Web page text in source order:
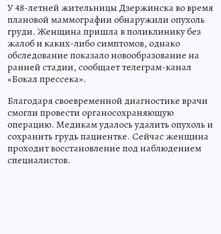
У 48-летней жительницы Дзержинска во время
плановой маммографии обнаружили опухоль
груди. Женщина пришла в поликлинику без
жалоб и каких-либо симптомов, однако
обследование показало новообразование на
ранней стадии, сообщает телеграм-канал
«Бокал прессека».
Благодаря своевременной диагностике врачи
смогли провести органосохраняющую
операцию. Медикам удалось удалить опухоль и
сохранить грудь пациентке. Сейчас женщина
проходит восстановление под наблюдением
специалистов.